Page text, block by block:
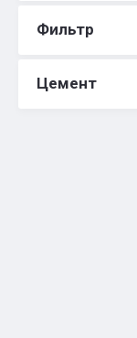
Фильтр
Цемент